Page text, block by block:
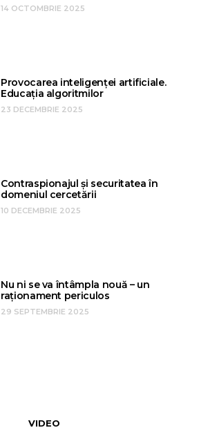
14 OCTOMBRIE 2025
Provocarea inteligenței artificiale.
Educația algoritmilor
23 DECEMBRIE 2025
Contraspionajul și securitatea în
domeniul cercetării
10 DECEMBRIE 2025
Nu ni se va întâmpla nouă – un
raționament periculos
29 SEPTEMBRIE 2025
VIDEO